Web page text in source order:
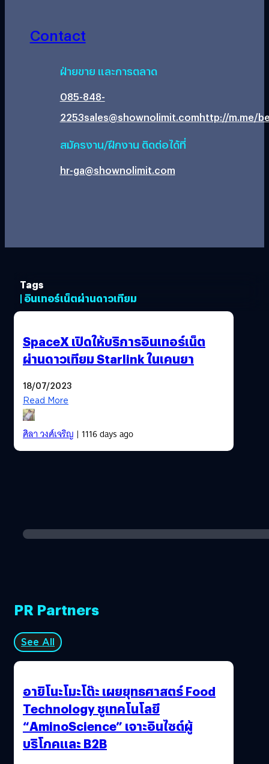
Contact
ฝ่ายขาย และการตลาด
085-848-
2253sales@shownolimit.comhttp://m.me/
สมัครงาน/ฝึกงาน ติดต่อได้ที่
hr-ga@shownolimit.com
Tags
| อินเทอร์เน็ตผ่านดาวเทียม
SpaceX เปิดให้บริการอินเทอร์เน็ต
ผ่านดาวเทียม Starlink ในเคนยา
18/07/2023
Read More
ศิลา วงศ์เจริญ | 1116 days ago
PR Partners
See All
อายิโนะโมะโต๊ะ เผยยุทธศาสตร์ Food
Technology ชูเทคโนโลยี
“AminoScience” เจาะอินไซต์ผู้
บริโภคและ B2B